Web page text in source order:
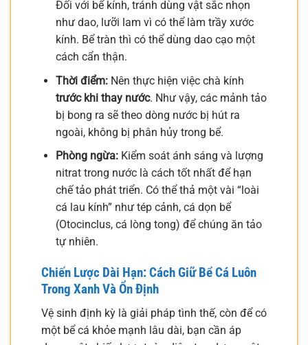
Đối với bể kính, tránh dùng vật sắc nhọn
như dao, lưỡi lam vì có thể làm trầy xước
kính. Bể tràn thì có thể dùng dao cạo một
cách cẩn thận.
Thời điểm:Nên thực hiện việc chà kính
trước khi thay nước. Như vậy, các mảnh tảo
bị bong ra sẽ theo dòng nước bị hút ra
ngoài, không bị phân hủy trong bể.
Phòng ngừa:Kiểm soát ánh sáng và lượng
nitrat trong nước là cách tốt nhất để hạn
chế tảo phát triển. Có thể thả một vài “loài
cá lau kính” như tép cảnh, cá dọn bể
(Otocinclus, cá lòng tong) để chúng ăn tảo
tự nhiên.
Chiến Lược Dài Hạn: Cách Giữ Bể Cá Luôn
Trong Xanh Và Ổn Định
Vệ sinh định kỳ là giải pháp tình thế, còn để có
một bể cá khỏe mạnh lâu dài, bạn cần áp